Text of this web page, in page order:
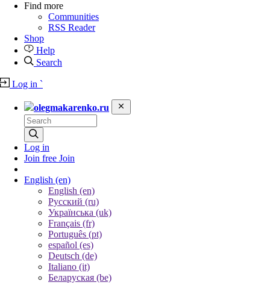
Find more
Communities
RSS Reader
Shop
Help
Search
Log in `
olegmakarenko.ru
Log in
Join free Join
English (en)
English (en)
Русский (ru)
Українська (uk)
Français (fr)
Português (pt)
español (es)
Deutsch (de)
Italiano (it)
Беларуская (be)